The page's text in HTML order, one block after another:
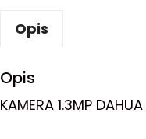
Opis
Opis
KAMERA 1.3MP